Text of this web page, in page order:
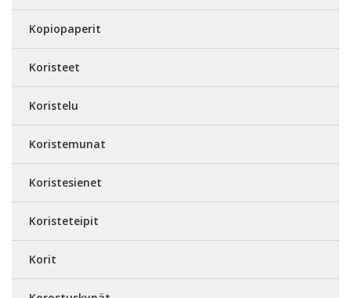
Kopiopaperit
Koristeet
Koristelu
Koristemunat
Koristesienet
Koristeteipit
Korit